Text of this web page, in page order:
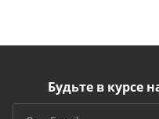
Будьте в курсе